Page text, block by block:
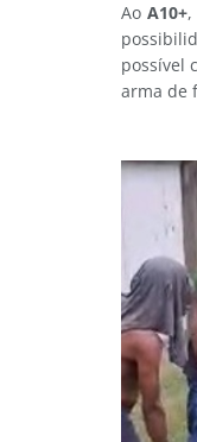
Ao A10+
possível
arma de